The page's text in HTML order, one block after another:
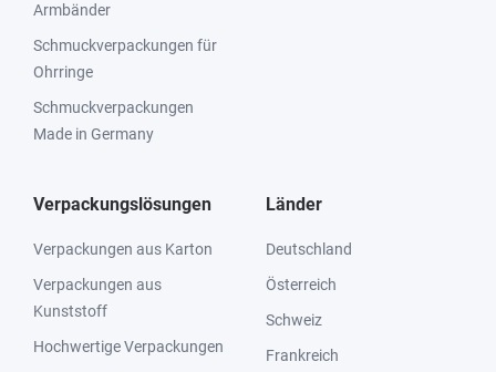
Armbänder
Schmuckverpackungen für
Ohrringe
Schmuckverpackungen
Made in Germany
Verpackungslösungen
Verpackungen aus Karton
Verpackungen aus
Kunststoff
Hochwertige Verpackungen
Länder
Deutschland
Österreich
Schweiz
Frankreich